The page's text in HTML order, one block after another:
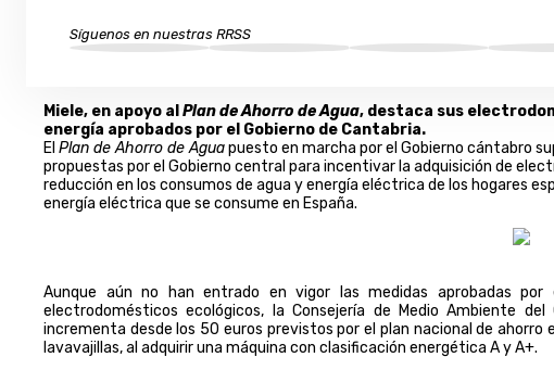
Síguenos en nuestras RRSS
Miele, en apoyo al Plan de Ahorro de Agua, destaca sus
energía aprobados por el Gobierno de Cantabria.
El Plan de Ahorro de Aguapuesto en marcha por el Gobierno cántabro
propuestas por el Gobierno central para incentivar la adquisición de
reducción en los consumos de agua y energía eléctrica de los hogares
energía eléctrica que se consume en España.
Aunque aún no han entrado en vigor las medidas aprobadas
electrodomésticos ecológicos, la Consejería de Medio Ambiente
incrementa desde los 50 euros previstos por el plan nacional de
lavavajillas, al adquirir una máquina con clasificación energética A y A+.